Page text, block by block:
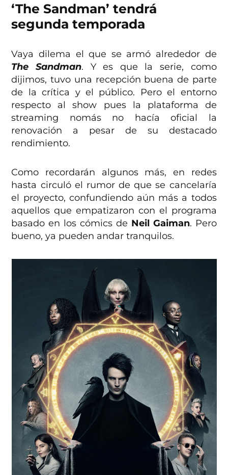
‘The Sandman’ tendrá
segunda temporada
Vaya dilema el que se armó alrededor de
The Sandman. Y es que la serie, como
dijimos, tuvo una recepción buena de parte
de la crítica y el público. Pero el entorno
respecto al show pues la plataforma de
streaming nomás no hacía oficial la
renovación a pesar de su destacado
rendimiento.
Como recordarán algunos más, en redes
hasta circuló el rumor de que se cancelaría
el proyecto, confundiendo aún más a todos
aquellos que empatizaron con el programa
basado en los cómics de Neil Gaiman. Pero
bueno, ya pueden andar tranquilos.